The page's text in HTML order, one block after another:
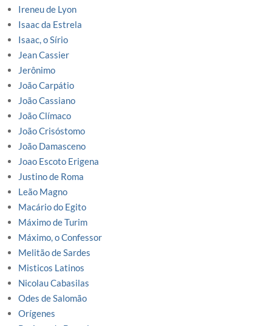
Ireneu de Lyon
Isaac da Estrela
Isaac, o Sírio
Jean Cassier
Jerônimo
João Carpátio
João Cassiano
João Clímaco
João Crisóstomo
João Damasceno
Joao Escoto Erigena
Justino de Roma
Leão Magno
Macário do Egito
Máximo de Turim
Máximo, o Confessor
Melitão de Sardes
Misticos Latinos
Nicolau Cabasilas
Odes de Salomão
Orígenes